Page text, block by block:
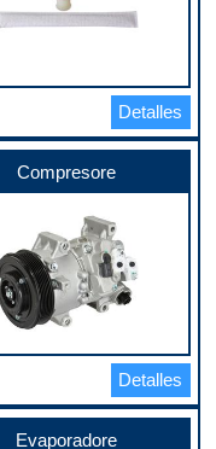
Detalles
Compresore
Detalles
Evaporadore